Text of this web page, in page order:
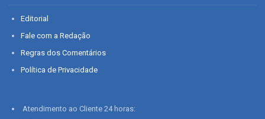
Editorial
Fale com a Redação
Regras dos Comentários
Política de Privacidade
Atendimento ao Cliente 24 horas: